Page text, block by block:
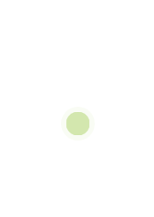
pro Einheit/Nacht